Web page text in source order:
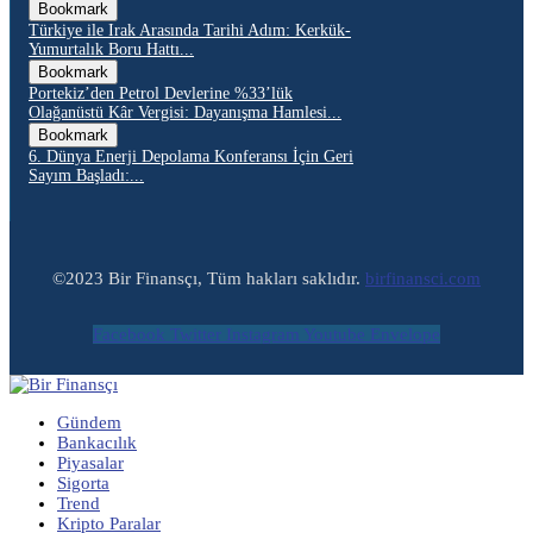
Bookmark
Türkiye ile Irak Arasında Tarihi Adım: Kerkük-
Yumurtalık Boru Hattı...
Bookmark
Portekiz’den Petrol Devlerine %33’lük
Olağanüstü Kâr Vergisi: Dayanışma Hamlesi...
Bookmark
6. Dünya Enerji Depolama Konferansı İçin Geri
Sayım Başladı:...
©2023 Bir Finansçı, Tüm hakları saklıdır. birfinansci.com
Facebook Twitter Instagram Youtube Envelope
Gündem
Bankacılık
Piyasalar
Sigorta
Trend
Kripto Paralar